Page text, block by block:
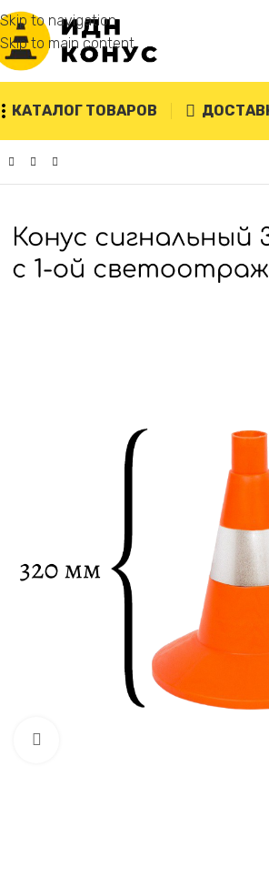
Skip to navigation
Skip to main content
КАТАЛОГ ТОВАРОВ